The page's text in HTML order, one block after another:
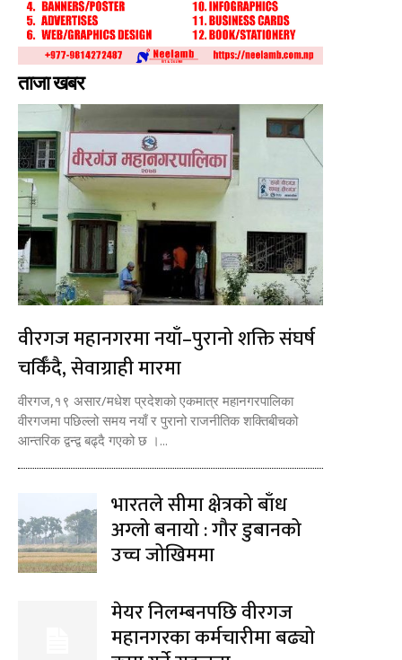
ताजा खबर
वीरगज महानगरमा नयाँ–पुरानो शक्ति संघर्ष
चर्किँदै, सेवाग्राही मारमा
वीरगज,१९ असार/मधेश प्रदेशको एकमात्र महानगरपालिका
वीरगजमा पछिल्लो समय नयाँ र पुरानो राजनीतिक शक्तिबीचको
आन्तरिक द्वन्द्व बढ्दै गएको छ ।...
भारतले सीमा क्षेत्रको बाँध
अग्लो बनायो : गौर डुबानको
उच्च जोखिममा
मेयर निलम्बनपछि वीरगज
महानगरका कर्मचारीमा बढ्यो